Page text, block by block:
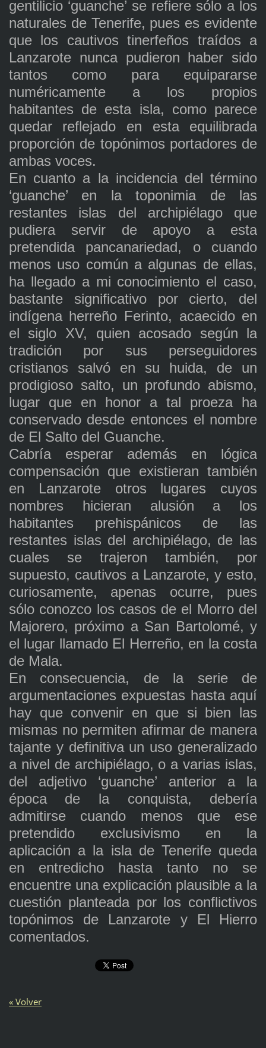
gentilicio ‘guanche’ se refiere sólo a los
naturales de Tenerife, pues es evidente
que los cautivos tinerfeños traídos a
Lanzarote nunca pudieron haber sido
tantos como para equipararse
numéricamente a los propios
habitantes de esta isla, como parece
quedar reflejado en esta equilibrada
proporción de topónimos portadores de
ambas voces.
En cuanto a la incidencia del término
‘guanche’ en la toponimia de las
restantes islas del archipiélago que
pudiera servir de apoyo a esta
pretendida pancanariedad, o cuando
menos uso común a algunas de ellas,
ha llegado a mi conocimiento el caso,
bastante significativo por cierto, del
indígena herreño Ferinto, acaecido en
el siglo XV, quien acosado según la
tradición por sus perseguidores
cristianos salvó en su huida, de un
prodigioso salto, un profundo abismo,
lugar que en honor a tal proeza ha
conservado desde entonces el nombre
de El Salto del Guanche.
Cabría esperar además en lógica
compensación que existieran también
en Lanzarote otros lugares cuyos
nombres hicieran alusión a los
habitantes prehispánicos de las
restantes islas del archipiélago, de las
cuales se trajeron también, por
supuesto, cautivos a Lanzarote, y esto,
curiosamente, apenas ocurre, pues
sólo conozco los casos de el Morro del
Majorero, próximo a San Bartolomé, y
el lugar llamado El Herreño, en la costa
de Mala.
En consecuencia, de la serie de
argumentaciones expuestas hasta aquí
hay que convenir en que si bien las
mismas no permiten afirmar de manera
tajante y definitiva un uso generalizado
a nivel de archipiélago, o a varias islas,
del adjetivo ‘guanche’ anterior a la
época de la conquista, debería
admitirse cuando menos que ese
pretendido exclusivismo en la
aplicación a la isla de Tenerife queda
en entredicho hasta tanto no se
encuentre una explicación plausible a la
cuestión planteada por los conflictivos
topónimos de Lanzarote y El Hierro
comentados.
« Volver